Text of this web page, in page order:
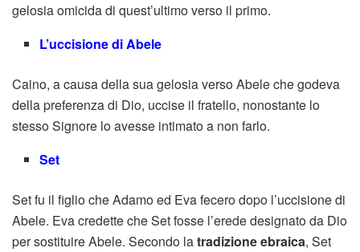
gelosia omicida di quest’ultimo verso il primo.
L’uccisione di Abele
Caino, a causa della sua gelosia verso Abele che godeva
della preferenza di Dio, uccise il fratello, nonostante lo
stesso Signore lo avesse intimato a non farlo.
Set
Set fu il figlio che Adamo ed Eva fecero dopo l’uccisione di
Abele. Eva credette che Set fosse l’erede designato da Dio
per sostituire Abele. Secondo latradizione ebraica, Set